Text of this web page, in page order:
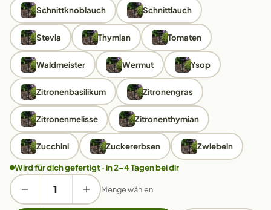
Schnittknoblauch Schnittlauch
Stevia Thymian Tomaten
Waldmeister Wermut Ysop
Zitronenbasilikum Zitronengras
Zitronenmelisse Zitronenthymian
Zucchini Zuckererbsen Zwiebeln
Wird für dich gefertigt · in 2–4 Tagen bei dir
Menge wählen